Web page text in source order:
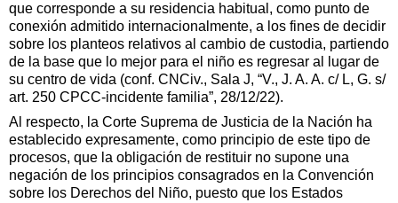
que corresponde a su residencia habitual, como punto de
conexión admitido internacionalmente, a los fines de decidir
sobre los planteos relativos al cambio de custodia, partiendo
de la base que lo mejor para el niño es regresar al lugar de
su centro de vida (conf. CNCiv., Sala J, “V., J. A. A. c/ L, G. s/
art. 250 CPCC-incidente familia”, 28/12/22).
Al respecto, la Corte Suprema de Justicia de la Nación ha
establecido expresamente, como principio de este tipo de
procesos, que la obligación de restituir no supone una
negación de los principios consagrados en la Convención
sobre los Derechos del Niño, puesto que los Estados